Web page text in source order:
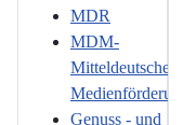
MDR
MDM-
Mitteldeutsche
Medienförderung
Genuss - und